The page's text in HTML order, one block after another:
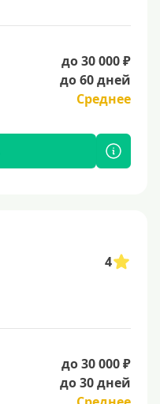
до 30 000 ₽
до 60 дней
Среднее
4
до 30 000 ₽
до 30 дней